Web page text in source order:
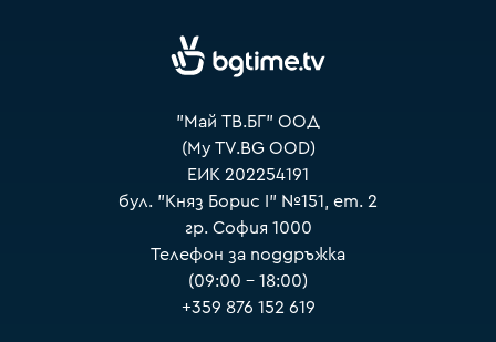
"Май ТВ.БГ" ООД
(My TV.BG OOD)
ЕИК 202254191
бул. "Княз Борис I" №151, ет. 2
гр. София 1000
Телефон за поддръжка
(09:00 – 18:00)
+359 876 152 619